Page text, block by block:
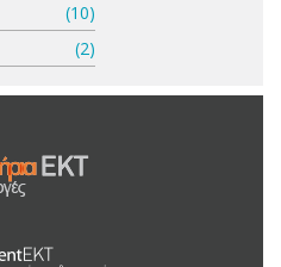
(10)
(2)